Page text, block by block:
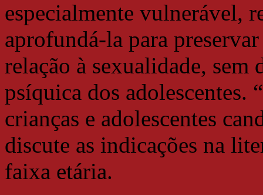
especialmente vulnerável,
aprofundá-la para
relação à sexualidade, sem
psíquica dos adolescentes.
crianças e adolescentes
discute as indicações na
faixa etária.